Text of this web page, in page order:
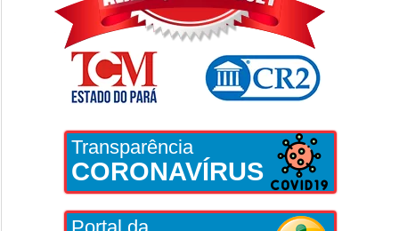
Transparência
CORONAVÍRUS